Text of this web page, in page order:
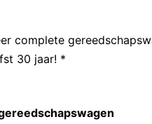
complete
30 jaar! *